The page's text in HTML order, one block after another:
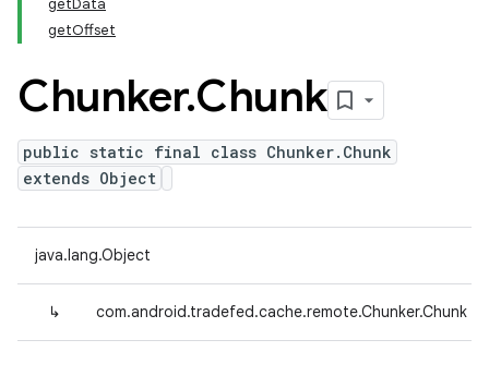
getData
getOffset
Chunker.Chunk
public static final class Chunker.Chunk
extends Object
java.lang.Object
↳ com.android.tradefed.cache.remote.Chunker.Chunk